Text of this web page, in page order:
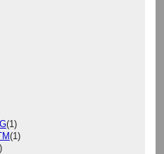
(1)
(1)